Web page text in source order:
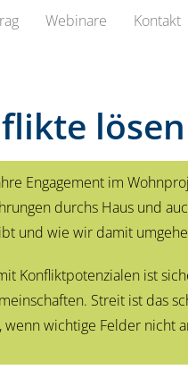
Webinare Kontakt
Engagement im
durchs Haus und
und wie wir damit
Konfliktpotenzialen ist
Streit ist das
wenn wichtige Felder nicht